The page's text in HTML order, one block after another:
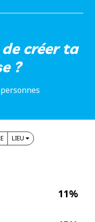
créer ta
?
LIEU
11%